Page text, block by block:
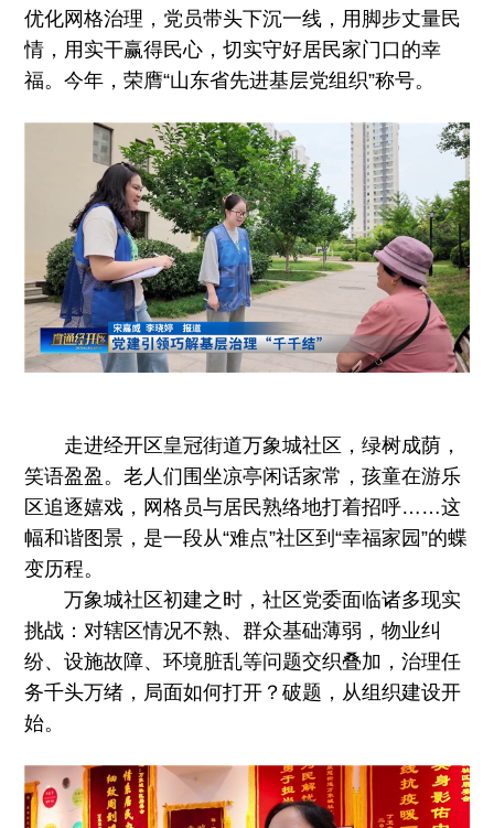
优化网格治理，党员带头下沉一线，用脚步丈量民
情，用实干赢得民心，切实守好居民家门口的幸
福。今年，荣膺“山东省先进基层党组织”称号。
走进经开区皇冠街道万象城社区，绿树成荫，
笑语盈盈。老人们围坐凉亭闲话家常，孩童在游乐
区追逐嬉戏，网格员与居民熟络地打着招呼……这
幅和谐图景，是一段从“难点”社区到“幸福家园”的蝶
变历程。
万象城社区初建之时，社区党委面临诸多现实
挑战：对辖区情况不熟、群众基础薄弱，物业纠
纷、设施故障、环境脏乱等问题交织叠加，治理任
务千头万绪，局面如何打开？破题，从组织建设开
始。